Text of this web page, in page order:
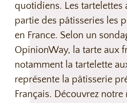
quotidiens. Les tartelettes
partie des pâtisseries les
en France. Selon un
OpinionWay, la tarte aux
notamment la tartelette
représente la pâtisserie
Français. Découvrez notre